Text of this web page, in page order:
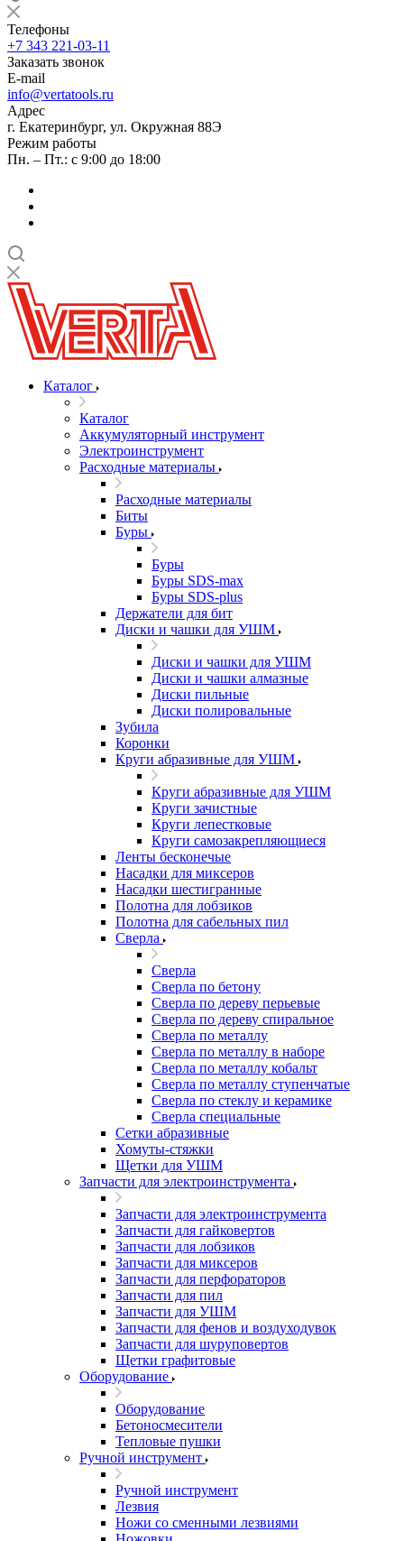
Телефоны
+7 343 221-03-11
Заказать звонок
E-mail
info@vertatools.ru
Адрес
г. Екатеринбург, ул. Окружная 88Э
Режим работы
Пн. – Пт.: с 9:00 до 18:00
Каталог
Каталог
Аккумуляторный инструмент
Электроинструмент
Расходные материалы
Расходные материалы
Биты
Буры
Буры
Буры SDS-max
Буры SDS-plus
Держатели для бит
Диски и чашки для УШМ
Диски и чашки для УШМ
Диски и чашки алмазные
Диски пильные
Диски полировальные
Зубила
Коронки
Круги абразивные для УШМ
Круги абразивные для УШМ
Круги зачистные
Круги лепестковые
Круги самозакрепляющиеся
Ленты бесконечые
Насадки для миксеров
Насадки шестигранные
Полотна для лобзиков
Полотна для сабельных пил
Сверла
Сверла
Сверла по бетону
Сверла по дереву перьевые
Сверла по дереву спиральное
Сверла по металлу
Сверла по металлу в наборе
Сверла по металлу кобальт
Сверла по металлу ступенчатые
Сверла по стеклу и керамике
Сверла специальные
Сетки абразивные
Хомуты-стяжки
Щетки для УШМ
Запчасти для электроинструмента
Запчасти для электроинструмента
Запчасти для гайковертов
Запчасти для лобзиков
Запчасти для миксеров
Запчасти для перфораторов
Запчасти для пил
Запчасти для УШМ
Запчасти для фенов и воздуходувок
Запчасти для шуруповертов
Щетки графитовые
Оборудование
Оборудование
Бетоносмесители
Тепловые пушки
Ручной инструмент
Ручной инструмент
Лезвия
Ножи со сменными лезвиями